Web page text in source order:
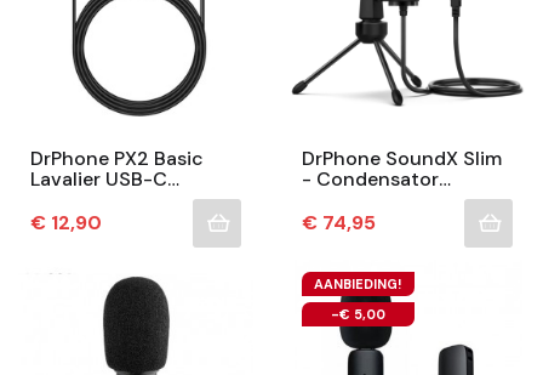
DrPhone PX2 Basic
Lavalier USB-C
Compacte Clip-On
Voor Heldere
Prijs
€ 12,90
DrPhone SoundX Slim
- Condensator
Studiomicrofoon -
Studiokwaliteit
Opname - USB Plug &
Prijs
€ 74,95
AANBIEDING!
-€ 5,00